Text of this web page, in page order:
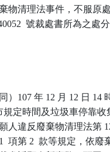
物清理法事件，不服原
號裁處書所為之處
）107 年 12 月 12 日 14
規定時間及垃圾車停靠
人違反廢棄物清理法第
項第 2  款等規定，依廢